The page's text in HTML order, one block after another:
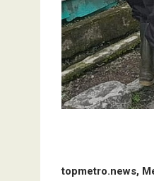
topmetro.news,